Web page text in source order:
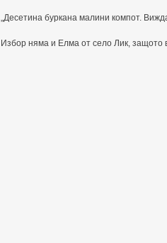
„Десетина буркана малини компот.
Избор няма и Елма от село Лик, защото